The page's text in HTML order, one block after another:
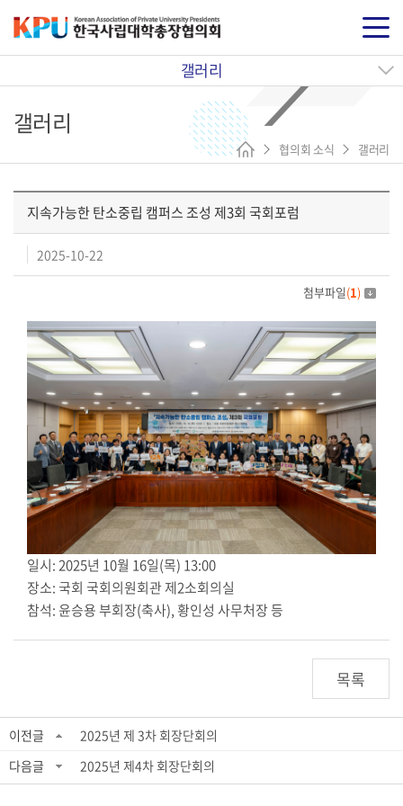
갤러리
갤러리
협의회 소식 갤러리
지속가능한 탄소중립 캠퍼스 조성 제3회 국회포럼
2025-10-22
첨부파일(1)
일시: 2025년 10월 16일(목) 13:00
장소: 국회 국회의원회관 제2소회의실
참석: 윤승용 부회장(축사), 황인성 사무처장 등
목록
이전글
2025년 제 3차 회장단회의
다음글
2025년 제4차 회장단회의